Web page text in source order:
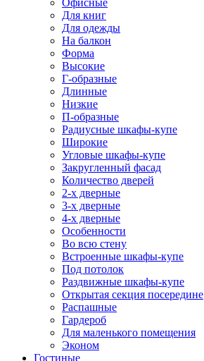
Офисные
Для книг
Для одежды
На балкон
Форма
Высокие
Г-образные
Длинные
Низкие
П-образные
Радиусные шкафы-купе
Широкие
Угловые шкафы-купе
Закругленный фасад
Количество дверей
2-х дверные
3-х дверные
4-х дверные
Особенности
Во всю стену
Встроенные шкафы-купе
Под потолок
Раздвижные шкафы-купе
Открытая секция посередине
Распашные
Гардероб
Для маленького помещения
Эконом
Гостиные